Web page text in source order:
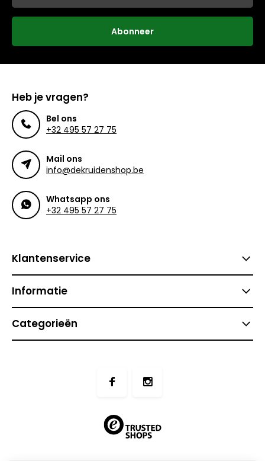
Abonneer
Heb je vragen?
Bel ons
+32 495 57 27 75
Mail ons
info@dekruidenshop.be
Whatsapp ons
+32 495 57 27 75
Klantenservice
Informatie
Categorieën